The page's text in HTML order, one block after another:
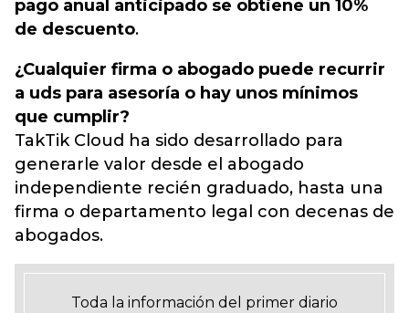
pago anual anticipado se obtiene un 10%
de descuento.
¿Cualquier firma o abogado puede recurrir
a uds para asesoría o hay unos mínimos
que cumplir?
TakTik Cloud ha sido desarrollado para
generarle valor desde el abogado
independiente recién graduado, hasta una
firma o departamento legal con decenas de
abogados.
Toda la información del primer diario